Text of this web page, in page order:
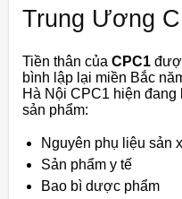
Trung Ương
Tiền thân của CPC1
bình lập lại miền Bắc
Hà Nội CPC1 hiện đang
sản phẩm:
Nguyên phụ liệu sản
Sản phẩm y tế
Bao bì dược phẩm